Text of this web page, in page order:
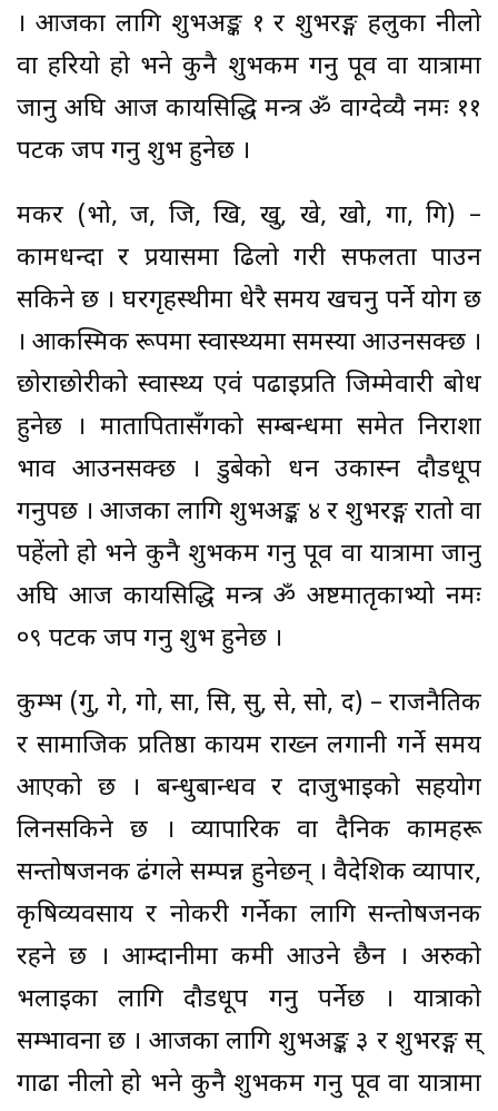
। आजका लागि शुभअङ्क १ र शुभरङ्ग हलुका नीलो
वा हरियो हो भने कुनै शुभकर्म गर्नु पूर्व वा यात्रामा
जानु अघि आज कार्यसिद्धि मन्त्र ॐ वाग्देव्यै नमः ११
पटक जप गर्नु शुभ हुनेछ ।
मकर (भो, ज, जि, खि, खु, खे, खो, गा, गि) –
कामधन्दा र प्रयासमा ढिलो गरी सफलता पाउन
सकिने छ । घरगृहस्थीमा धेरै समय खर्चनु पर्ने योग छ
। आकस्मिक रूपमा स्वास्थ्यमा समस्या आउनसक्छ ।
छोराछोरीको स्वास्थ्य एवं पढाइप्रति जिम्मेवारी बोध
हुनेछ । मातापितासँगको सम्बन्धमा समेत निराशा
भाव आउनसक्छ । डुबेको धन उकास्न दौडधूप
गर्नुपर्छ । आजका लागि शुभअङ्क ४ र शुभरङ्ग रातो वा
पहेंलो हो भने कुनै शुभकर्म गर्नु पूर्व वा यात्रामा जानु
अघि आज कार्यसिद्धि मन्त्र ॐ अष्टमातृकाभ्यो नमः
०९ पटक जप गर्नु शुभ हुनेछ ।
कुम्भ (गु, गे, गो, सा, सि, सु, से, सो, द) – राजनैतिक
र सामाजिक प्रतिष्ठा कायम राख्न लगानी गर्ने समय
आएको छ । बन्धुबान्धव र दाजुभाइको सहयोग
लिनसकिने छ । व्यापारिक वा दैनिक कामहरू
सन्तोषजनक ढंगले सम्पन्न हुनेछन् । वैदेशिक व्यापार,
कृषिव्यवसाय र नोकरी गर्नेका लागि सन्तोषजनक
रहने छ । आम्दानीमा कमी आउने छैन । अरुको
भलाइका लागि दौडधूप गर्नु पर्नेछ । यात्राको
सम्भावना छ । आजका लागि शुभअङ्क ३ र शुभरङ्ग स्
गाढा नीलो हो भने कुनै शुभकर्म गर्नु पूर्व वा यात्रामा